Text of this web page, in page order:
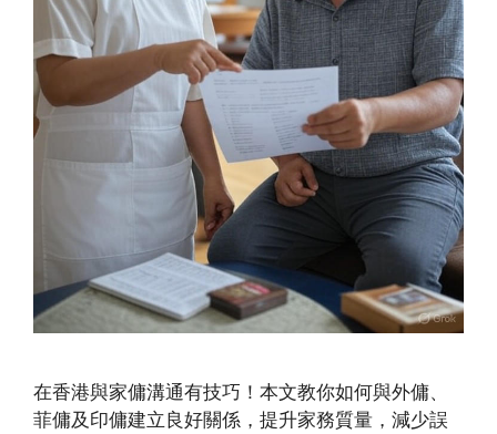
在香港與家傭溝通有技巧！本文教你如何與外傭、
菲傭及印傭建立良好關係，提升家務質量，減少誤